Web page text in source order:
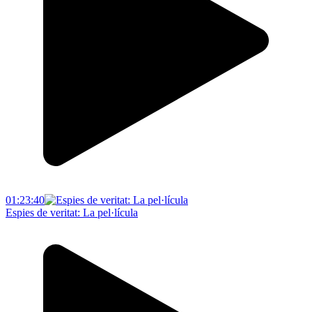
01:23:40
Espies de veritat: La pel·lícula